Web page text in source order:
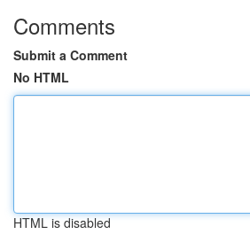
Comments
Submit a Comment
No HTML
HTML is disabled